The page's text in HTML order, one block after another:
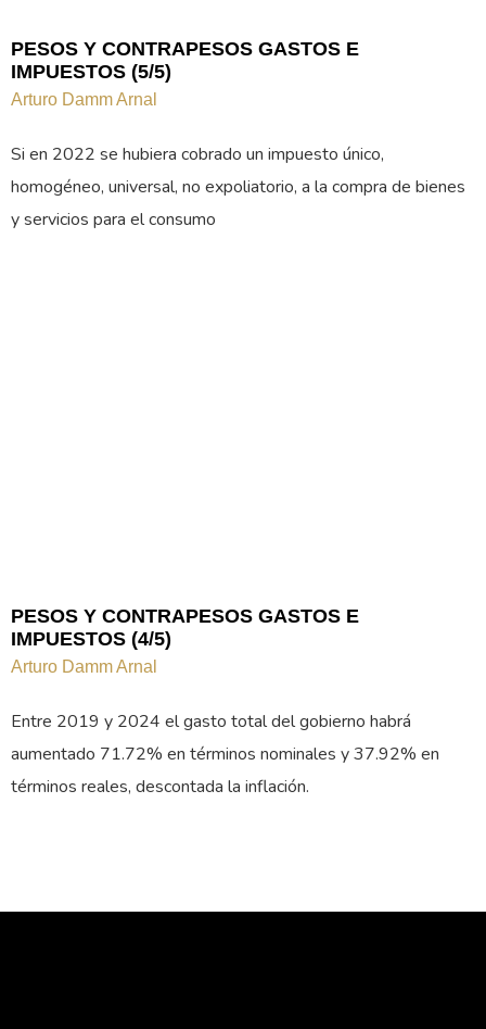
PESOS Y CONTRAPESOS GASTOS E
IMPUESTOS (5/5)
Arturo Damm Arnal
Si en 2022 se hubiera cobrado un impuesto único,
homogéneo, universal, no expoliatorio, a la compra de bienes
y servicios para el consumo
PESOS Y CONTRAPESOS GASTOS E
IMPUESTOS (4/5)
Arturo Damm Arnal
Entre 2019 y 2024 el gasto total del gobierno habrá
aumentado 71.72% en términos nominales y 37.92% en
términos reales, descontada la inflación.